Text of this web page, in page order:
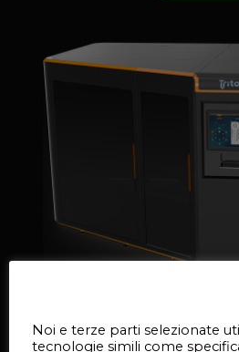
Noi e terze parti selezionate
tecnologie simili come